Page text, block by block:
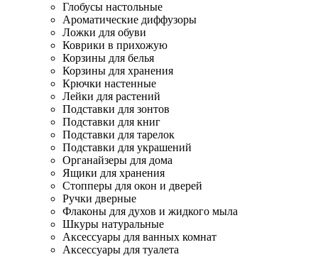
Глобусы настольные
Ароматические диффузоры
Ложки для обуви
Коврики в прихожую
Корзины для белья
Корзины для хранения
Крючки настенные
Лейки для растений
Подставки для зонтов
Подставки для книг
Подставки для тарелок
Подставки для украшений
Органайзеры для дома
Ящики для хранения
Стопперы для окон и дверей
Ручки дверные
Флаконы для духов и жидкого мыла
Шкуры натуральные
Аксессуары для ванных комнат
Аксессуары для туалета